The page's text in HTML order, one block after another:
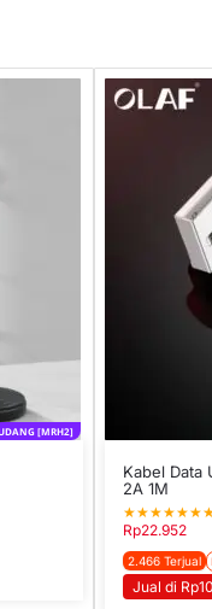
[MRH2]
Kabel Data
2A 1M
★★★★★★
Rp22.952
2.466 Terjual
Jual di